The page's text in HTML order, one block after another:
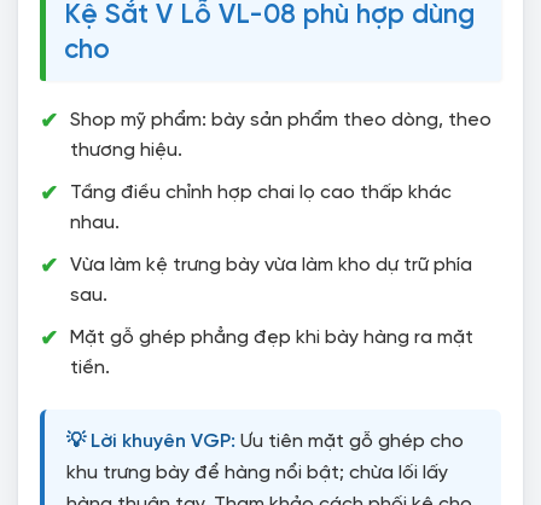
Kệ Sắt V Lỗ VL-08 phù hợp dùng
cho
Shop mỹ phẩm: bày sản phẩm theo dòng, theo
thương hiệu.
Tầng điều chỉnh hợp chai lọ cao thấp khác
nhau.
Vừa làm kệ trưng bày vừa làm kho dự trữ phía
sau.
Mặt gỗ ghép phẳng đẹp khi bày hàng ra mặt
tiền.
💡 Lời khuyên VGP: Ưu tiên mặt gỗ ghép cho
khu trưng bày để hàng nổi bật; chừa lối lấy